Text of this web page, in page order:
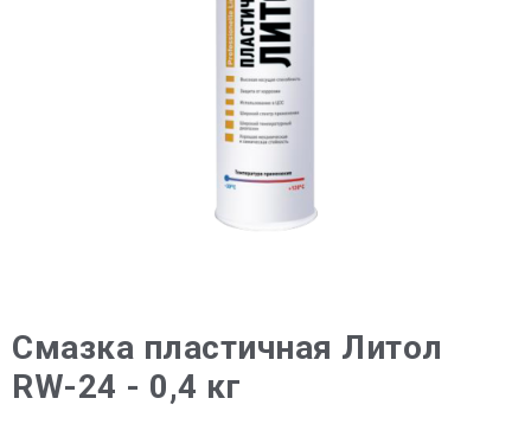
Смазка пластичная Литол
RW-24 - 0,4 кг